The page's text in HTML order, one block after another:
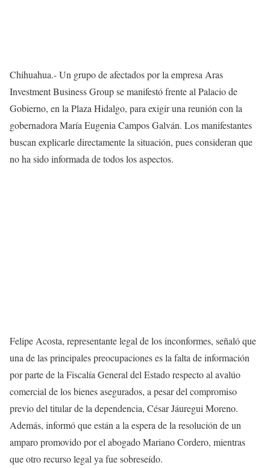
Chihuahua.- Un grupo de afectados por la empresa Aras
Investment Business Group se manifestó frente al Palacio de
Gobierno, en la Plaza Hidalgo, para exigir una reunión con la
gobernadora María Eugenia Campos Galván. Los manifestantes
buscan explicarle directamente la situación, pues consideran que
no ha sido informada de todos los aspectos.
Felipe Acosta, representante legal de los inconformes, señaló que
una de las principales preocupaciones es la falta de información
por parte de la Fiscalía General del Estado respecto al avalúo
comercial de los bienes asegurados, a pesar del compromiso
previo del titular de la dependencia, César Jáuregui Moreno.
Además, informó que están a la espera de la resolución de un
amparo promovido por el abogado Mariano Cordero, mientras
que otro recurso legal ya fue sobreseído.